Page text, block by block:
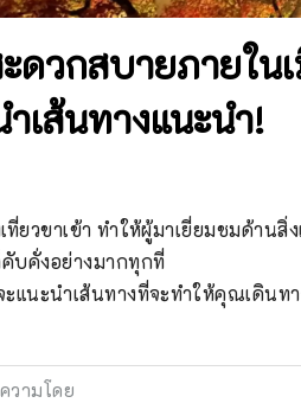
ดวกสบายภายใน
เส้นทางแนะนำ!
ที่ยวขาเข้า ทำให้ผู้มาเยี่ยมชมด้าน
บคั่งอย่างมากทุกที่
แนะนำเส้นทางที่จะทำให้คุณเดินท
วามโดย